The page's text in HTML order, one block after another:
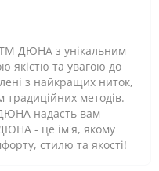
ТМ ДЮНА з унікальним
якістю та увагою до
з найкращих ниток,
традиційних методів.
надасть вам
ДЮНА - це ім'я, якому
стилю та якості!